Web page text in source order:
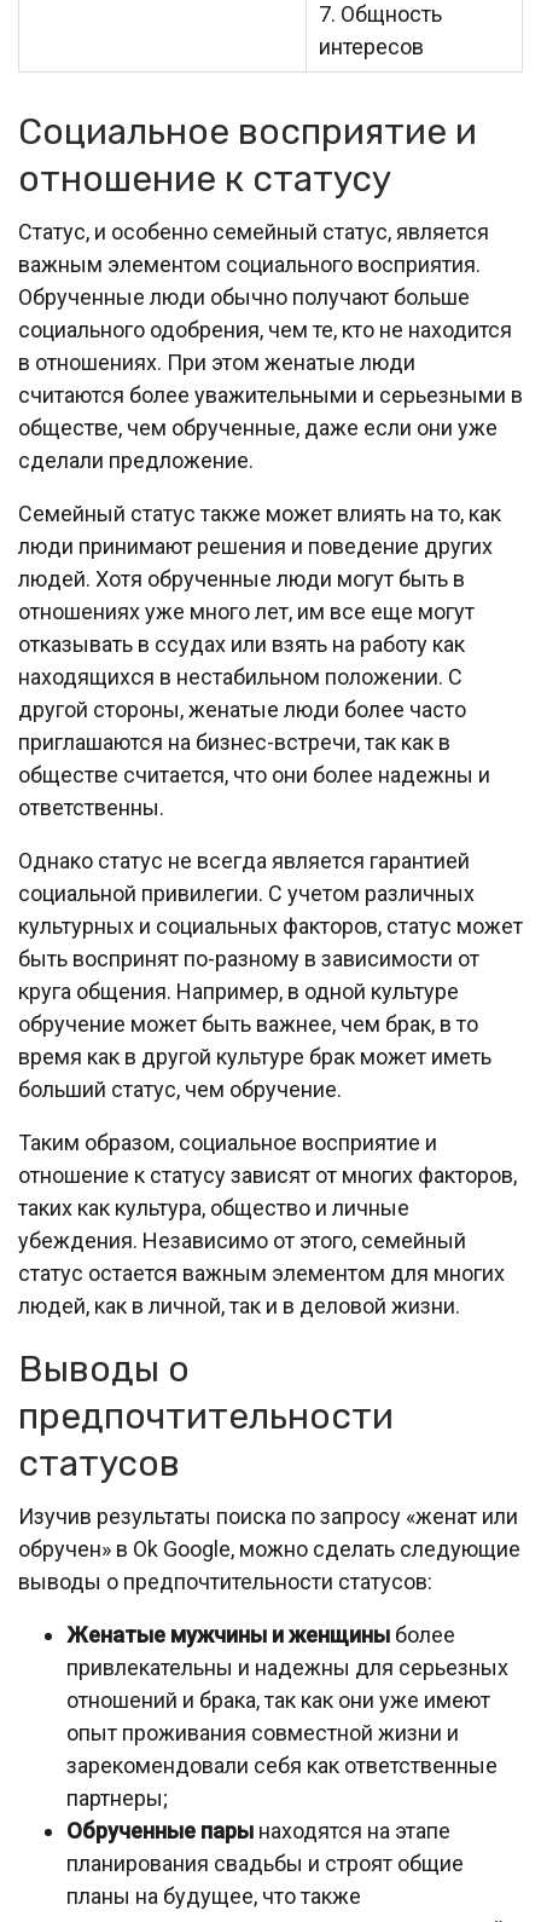
7. Общность
интересов
Социальное восприятие и
отношение к статусу
Статус, и особенно семейный статус, является
важным элементом социального восприятия.
Обрученные люди обычно получают больше
социального одобрения, чем те, кто не находится
в отношениях. При этом женатые люди
считаются более уважительными и серьезными в
обществе, чем обрученные, даже если они уже
сделали предложение.
Семейный статус также может влиять на то, как
люди принимают решения и поведение других
людей. Хотя обрученные люди могут быть в
отношениях уже много лет, им все еще могут
отказывать в ссудах или взять на работу как
находящихся в нестабильном положении. С
другой стороны, женатые люди более часто
приглашаются на бизнес-встречи, так как в
обществе считается, что они более надежны и
ответственны.
Однако статус не всегда является гарантией
социальной привилегии. С учетом различных
культурных и социальных факторов, статус может
быть воспринят по-разному в зависимости от
круга общения. Например, в одной культуре
обручение может быть важнее, чем брак, в то
время как в другой культуре брак может иметь
больший статус, чем обручение.
Таким образом, социальное восприятие и
отношение к статусу зависят от многих факторов,
таких как культура, общество и личные
убеждения. Независимо от этого, семейный
статус остается важным элементом для многих
людей, как в личной, так и в деловой жизни.
Выводы о
предпочтительности
статусов
Изучив результаты поиска по запросу «женат или
обручен» в Ok Google, можно сделать следующие
выводы о предпочтительности статусов:
Женатые мужчины и женщины более
привлекательны и надежны для серьезных
отношений и брака, так как они уже имеют
опыт проживания совместной жизни и
зарекомендовали себя как ответственные
партнеры;
Обрученные пары находятся на этапе
планирования свадьбы и строят общие
планы на будущее, что также